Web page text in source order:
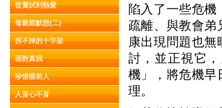
從嘗試到熱愛
母親節默想(二)
拆不掉的十字架
面對真我
珍惜眼前人
人盲心不盲
陷入了一些危
疏離、與教會弟
康出現問題也
討，並正視它
機」，將危機早
理。